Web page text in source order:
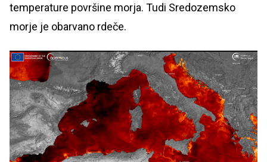
temperature površine morja. Tudi Sredozemsko
morje je obarvano rdeče.